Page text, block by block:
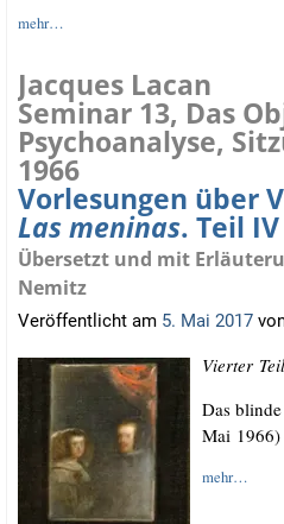
mehr…
Jacques Lacan
Seminar 13, Das
Psychoanalyse,
1966
Vorlesungen über
Las meninas. Teil IV
Übersetzt und mit
Nemitz
Veröffentlicht am 5. Mai 2017
Vier­ter Teil
Das
Mai 1966)
mehr…